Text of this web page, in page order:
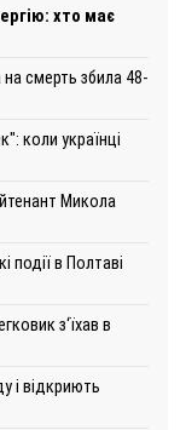
хто має
на смерть збила 48-
коли українці
Микола
події в Полтаві
з‘їхав в
і відкриють